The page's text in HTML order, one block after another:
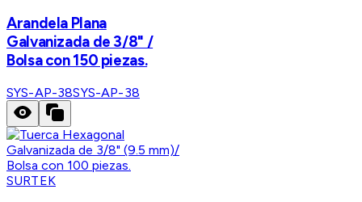
Arandela Plana
Galvanizada de 3/8" /
Bolsa con 150 piezas.
SYS-AP-38SYS-AP-38
SURTEK